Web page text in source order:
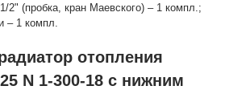
2" (пробка, кран Маевского) – 1 компл.;
– 1 компл.
отопления
N 1-300-18 с нижним